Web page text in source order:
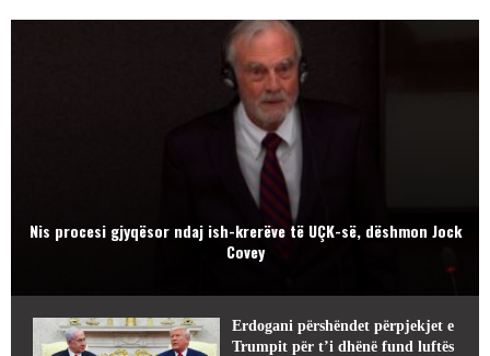
Nis procesi gjyqësor ndaj ish-krerëve të UÇK-së, dëshmon Jock
Covey
Erdogani përshëndet përpjekjet e
Trumpit për t’i dhënë fund luftës